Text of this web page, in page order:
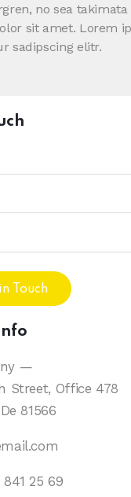
no sea
sit amet. Lorem
sadipscing elitr.
—
Street, Office 478
81566
25 69